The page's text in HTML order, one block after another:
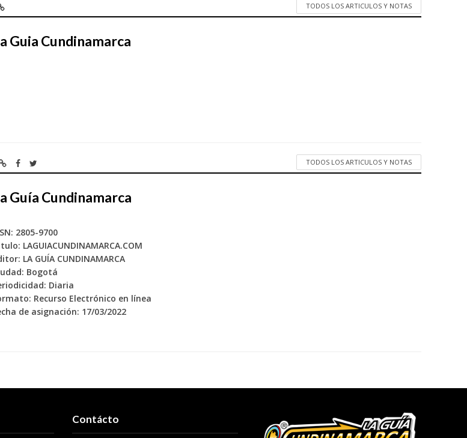
TODOS LOS ARTICULOS Y NOTAS
Guia Cundinamarca
TODOS LOS ARTICULOS Y NOTAS
Guía Cundinamarca
2805-9700
LAGUIACUNDINAMARCA.COM
LA GUÍA CUNDINAMARCA
Bogotá
Diaria
Recurso Electrónico en línea
de asignación: 17/03/2022
Contácto